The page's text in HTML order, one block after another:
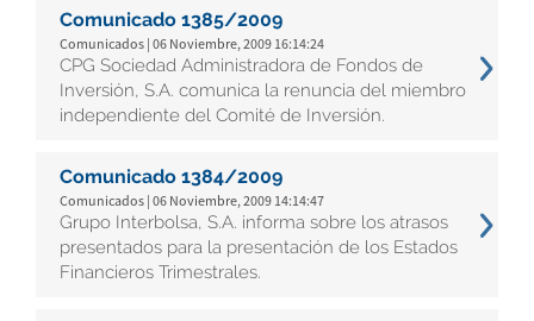
Comunicado 1385/2009
Comunicados | 06 Noviembre, 2009 16:14:24
CPG Sociedad Administradora de Fondos de
Inversión, S.A. comunica la renuncia del miembro
independiente del Comité de Inversión.
Comunicado 1384/2009
Comunicados | 06 Noviembre, 2009 14:14:47
Grupo Interbolsa, S.A. informa sobre los atrasos
presentados para la presentación de los Estados
Financieros Trimestrales.